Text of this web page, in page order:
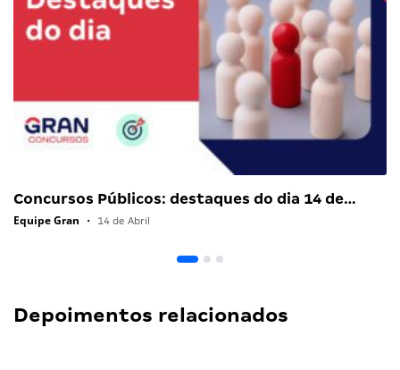
Concursos Públicos: destaques do dia 14 de…
Equipe Gran • 14 de Abril
Depoimentos relacionados